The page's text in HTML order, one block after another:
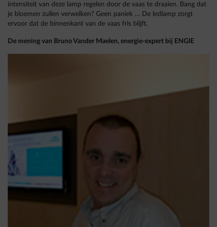
intensiteit van deze lamp regelen door de vaas te draaien. Bang dat
je bloemen zullen verwelken? Geen paniek … De ledlamp zorgt
ervoor dat de binnenkant van de vaas fris blijft.
De mening van Bruno Vander Maelen, energie-expert bij ENGIE